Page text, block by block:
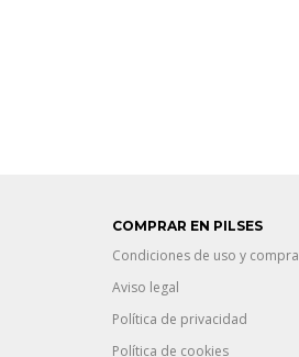
COMPRAR EN PILSES
Condiciones de uso y compra
Aviso legal
Política de privacidad
Política de cookies